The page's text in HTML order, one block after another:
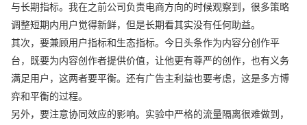
与长期指标。我在之前公司负责电商方向的时候观察到，很多策略
调整短期内用户觉得新鲜，但是长期看其实没有任何助益。
其次，要兼顾用户指标和生态指标。今日头条作为内容分创作平
台，既要为内容创作者提供价值，让他更有尊严的创作，也有义务
满足用户，这两者要平衡。还有广告主利益也要考虑，这是多方博
弈和平衡的过程。
另外，要注意协同效应的影响。实验中严格的流量隔离很难做到，